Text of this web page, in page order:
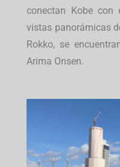
conectan Kobe con
vistas panorámicas
Rokko, se
Arima Onsen.